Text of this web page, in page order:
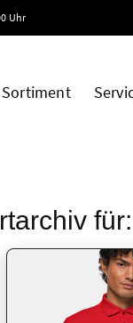
Uhr
Sortiment
für: